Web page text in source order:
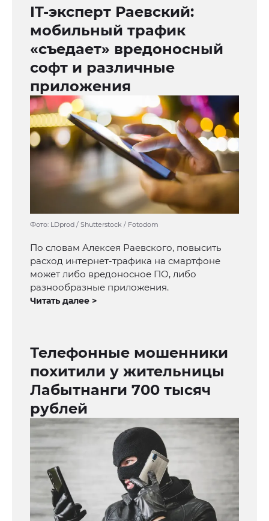
IT-эксперт Раевский:
мобильный трафик
«съедает» вредоносный
софт и различные
приложения
Фото: LDprod / Shutterstock / Fotodom
По словам Алексея Раевского, повысить
расход интернет-трафика на смартфоне
может либо вредоносное ПО, либо
разнообразные приложения.
Читать далее >
Телефонные мошенники
похитили у жительницы
Лабытнанги 700 тысяч
рублей